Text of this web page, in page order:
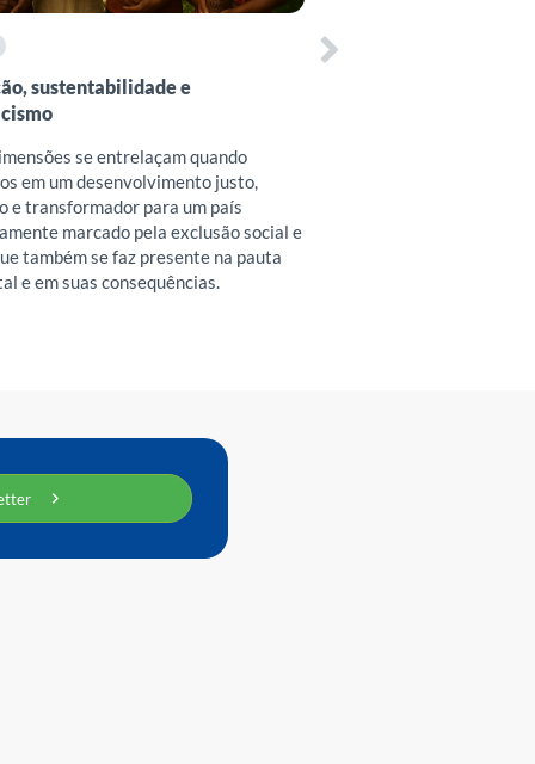
sustentabilidade e
se entrelaçam quando
em um desenvolvimento justo,
e transformador para um país
marcado pela exclusão social e
também se faz presente na pauta
e em suas consequências.
propostas pedagógicas